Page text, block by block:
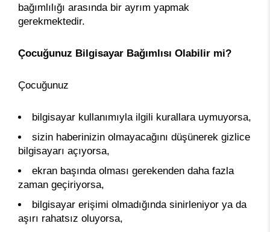
bağımlılığı arasında bir ayrım yapmak
gerekmektedir.
Çocuğunuz Bilgisayar Bağımlısı Olabilir mi?
Çocuğunuz
bilgisayar kullanımıyla ilgili kurallara uymuyorsa,
sizin haberinizin olmayacağını düşünerek gizlice
bilgisayarı açıyorsa,
ekran başında olması gerekenden daha fazla
zaman geçiriyorsa,
bilgisayar erişimi olmadığında sinirleniyor ya da
aşırı rahatsız oluyorsa,